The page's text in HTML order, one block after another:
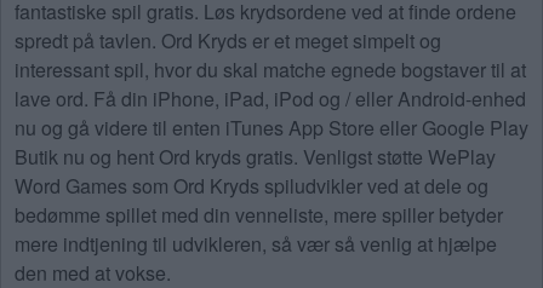
fantastiske spil gratis. Løs krydsordene ved at finde ordene
spredt på tavlen. Ord Kryds er et meget simpelt og
interessant spil, hvor du skal matche egnede bogstaver til at
lave ord. Få din iPhone, iPad, iPod og / eller Android-enhed
nu og gå videre til enten iTunes App Store eller Google Play
Butik nu og hent Ord kryds gratis. Venligst støtte WePlay
Word Games som Ord Kryds spiludvikler ved at dele og
bedømme spillet med din venneliste, mere spiller betyder
mere indtjening til udvikleren, så vær så venlig at hjælpe
den med at vokse.